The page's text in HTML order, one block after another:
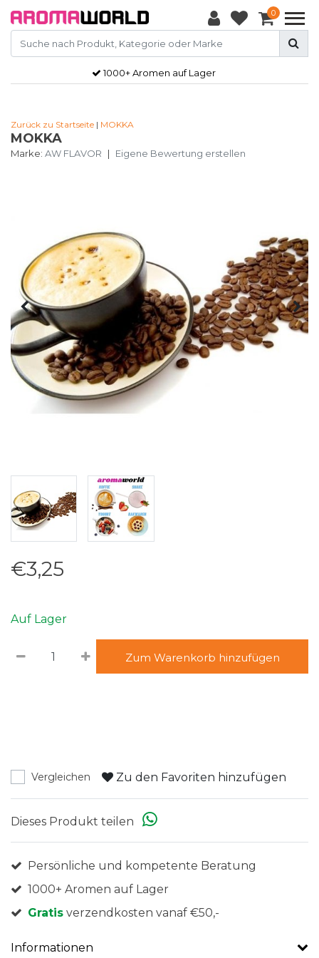
0
1000+ Aromen auf Lager
Zurück zu Startseite | MOKKA
MOKKA
Marke: AW FLAVOR | Eigene Bewertung erstellen
€3,25
Auf Lager
Zum Warenkorb hinzufügen
Vergleichen Zu den Favoriten hinzufügen
Dieses Produkt teilen
Persönliche und kompetente Beratung
1000+ Aromen auf Lager
Gratis verzendkosten vanaf €50,-
Informationen